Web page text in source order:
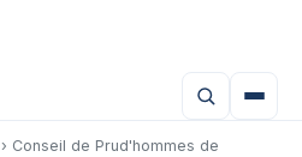
› Conseil de Prud'hommes de